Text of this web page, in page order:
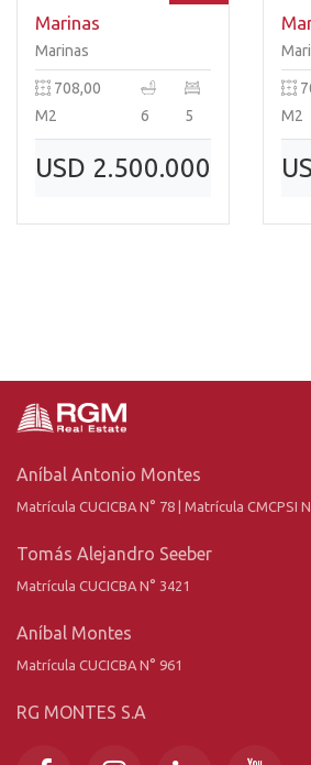
Marinas
Marinas
708,00
M2
6 5
USD 2.500.000
M2
Aníbal Antonio Montes
Matrícula CUCICBA N° 78 | Matrícula CMCPSI
Tomás Alejandro Seeber
Matrícula CUCICBA N° 3421
Aníbal Montes
Matrícula CUCICBA N° 961
RG MONTES S.A